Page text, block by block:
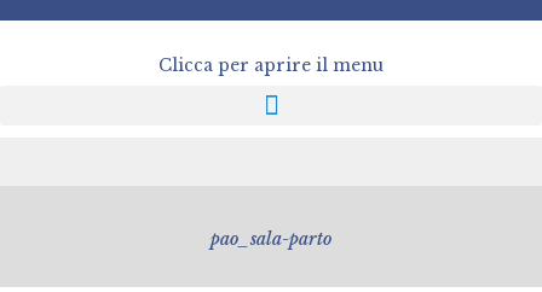
Clicca per aprire il menu
pao_sala-parto